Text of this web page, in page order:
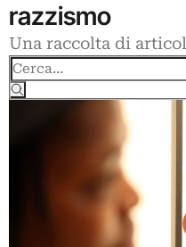
razzismo
Una raccolta di